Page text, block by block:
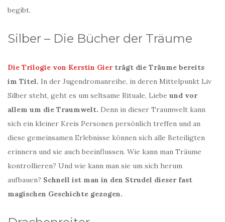
begibt.
Silber – Die Bücher der Träume
Die Trilogie von Kerstin Gierträgt die Träume bereits
im Titel. In der Jugendromanreihe, in deren Mittelpunkt Liv
Silber steht, geht es um seltsame Rituale, Liebe und vor
allem um die Traumwelt. Denn in dieser Traumwelt kann
sich ein kleiner Kreis Personen persönlich treffen und an
diese gemeinsamen Erlebnisse können sich alle Beteiligten
erinnern und sie auch beeinflussen. Wie kann man Träume
kontrollieren? Und wie kann man sie um sich herum
aufbauen? Schnell ist man in den Strudel dieser fast
magischen Geschichte gezogen.